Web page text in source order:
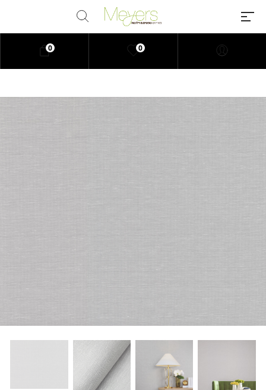
Millions of people around the
creative assets, use smart design
even hire freelancers. With an
industry-leading marketplace
About Envato
Privacy Policy
Sitemap
0
0